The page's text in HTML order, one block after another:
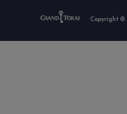
Copyright ©